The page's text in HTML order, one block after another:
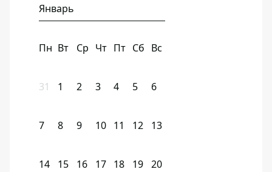
Январь
Пн Вт Ср Чт Пт Сб Вс
31 1 2 3 4 5 6
7 8 9 10 11 12 13
14 15 16 17 18 19 20